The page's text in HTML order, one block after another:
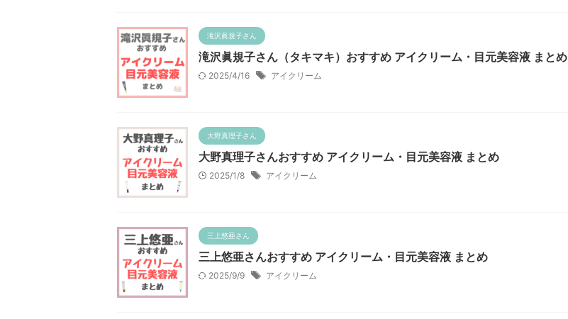
滝沢眞規子さん
滝沢眞規子さん（タキマキ）おすすめ アイクリーム・目元美容液 まとめ
2025/4/16 アイクリーム
大野真理子さん
大野真理子さんおすすめ アイクリーム・目元美容液 まとめ
2025/1/8 アイクリーム
三上悠亜さん
三上悠亜さんおすすめ アイクリーム・目元美容液 まとめ
2025/9/9 アイクリーム